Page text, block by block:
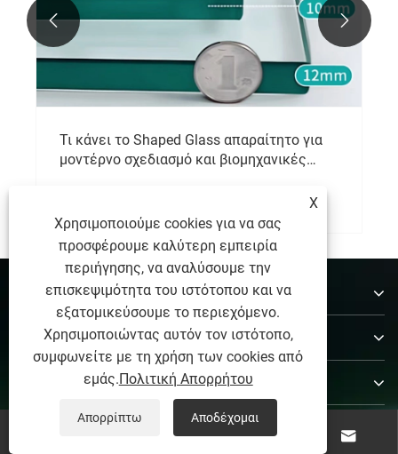
Τι κάνει το Shaped Glass απαραίτητο για
μοντέρνο σχεδιασμό και βιομηχανικές
 
Σχετικά με εμάς
Προϊόντα
Επικοινωνήστε μαζί μας
ΑΚΟΛΟΥΘΗΣΕ ΜΑΣ  
X
Χρησιμοποιούμε cookies για να σας
προσφέρουμε καλύτερη εμπειρία
περιήγησης, να αναλύσουμε την
επισκεψιμότητα του ιστότοπου και να
εξατομικεύσουμε το περιεχόμενο.
Χρησιμοποιώντας αυτόν τον ιστότοπο,
συμφωνείτε με τη χρήση των cookies από
εμάς.Πολιτική Απορρήτου
Απορρίπτω Αποδέχομαι